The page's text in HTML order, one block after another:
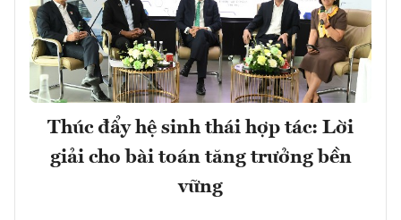
Thúc đẩy hệ sinh thái hợp tác: Lời
giải cho bài toán tăng trưởng bền
vững